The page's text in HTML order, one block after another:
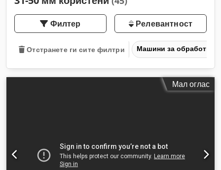
Филтер Релевантност
Отстранете ги сите филтри Машини за обработка
Мал оглас